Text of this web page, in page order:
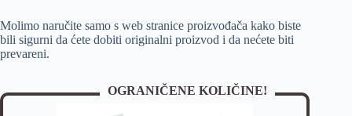
Molimo naručite samo s web stranice proizvođača kako biste
bili sigurni da ćete dobiti originalni proizvod i da nećete biti
prevareni.
OGRANIČENE KOLIČINE!